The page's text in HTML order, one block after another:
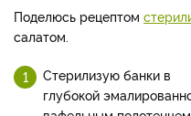
Поделюсь рецептом
салатом.
Стерилизую банки в
глубокой